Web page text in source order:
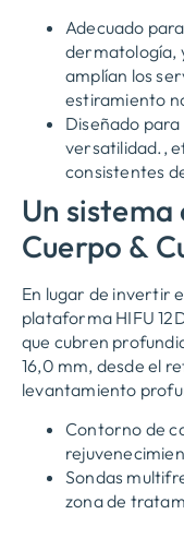
Adecuado
dermatología,
amplían los
estiramiento
Diseñado
versatilidad.,
consistentes
Un
Cuerpo &
En lugar de invertir
plataforma HIFU
que cubren
16,0 mm, desde el
levantamiento
Contorno de
Sondas
zona de